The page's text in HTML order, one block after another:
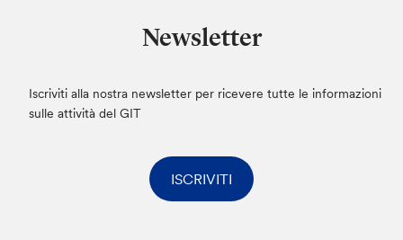
Newsletter
Iscriviti alla nostra newsletter per ricevere tutte le informazioni
sulle attività del GIT
ISCRIVITI